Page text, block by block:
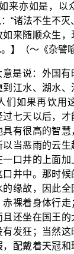
来亦如是，以
“诸法不生不灭
来随顺众生，
】（～《杂譬
是说：外国
江水、湖水
们如果再饮用
七天以后，
具有很高的智
当恶雨的云
口井的上面
口井中。那时
缘故，因此
裸着身体行
还坐在国王
发狂；当然
配戴着天冠